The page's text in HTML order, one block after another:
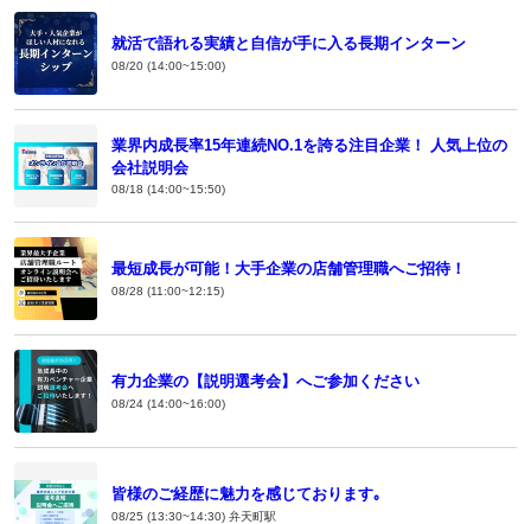
就活で語れる実績と自信が手に入る長期インターン
08/20 (14:00~15:00)
業界内成長率15年連続NO.1を誇る注目企業！ 人気上位の
会社説明会
08/18 (14:00~15:50)
最短成長が可能！大手企業の店舗管理職へご招待！
08/28 (11:00~12:15)
有力企業の【説明選考会】へご参加ください
08/24 (14:00~16:00)
皆様のご経歴に魅力を感じております｡
08/25 (13:30~14:30) 弁天町駅